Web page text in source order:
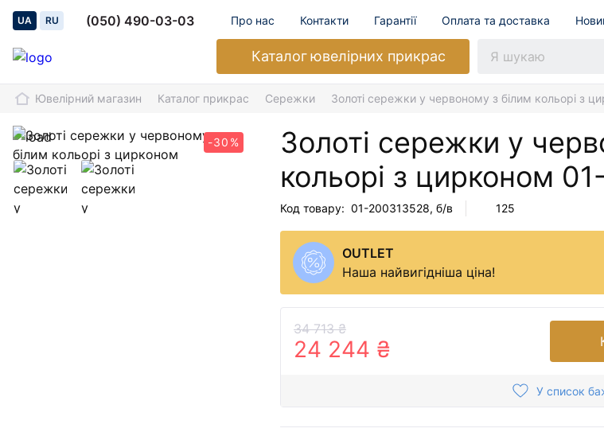
UA RU (050) 490-03-03 Про нас Контакти Гарантії Оплата та доставка
Каталогювелірних прикрас
Ювелірний магазин Каталог прикрас Сережки Золоті сережки у червоному з білим кольорі з
-30%
Золоті сережки у
кольорі з цирконом
Код товару: 01-200313528, б/в 125
OUTLET
Наша найвигідніша ціна!
34 713 ₴
24 244 ₴
У список